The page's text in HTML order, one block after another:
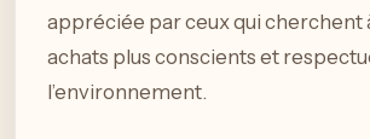
appréciée par ceux qui cherchent
achats plus conscients et
l’environnement.